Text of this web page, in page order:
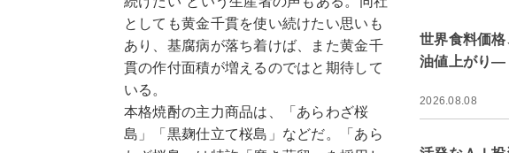
としても黄金千貫を使い続けたい思いも
あり、基腐病が落ち着けば、また黄金千
貫の作付面積が増えるのではと期待して
いる。
本格焼酎の主力商品は、「あらわざ桜
島」「黒麹仕立て桜島」などだ。「あら
世界食料価
油値上がり―
2026.08.08